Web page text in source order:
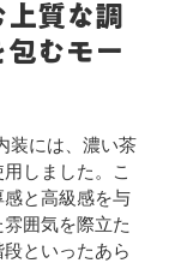
質な調
むモー
装には、濃い茶
しました。こ
と高級感を与
囲気を際立た
といったあら